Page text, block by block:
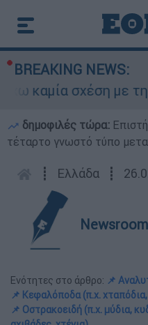
BREAKING NEWS:
σχέση με την
δημοφιλές τώρα:
τέταρτο γνωστό τύπο
┋ Ελλάδα ┋
Newsroom
Ενότητες στο άρθρο: 📌
📌 Κεφαλόποδα (π.χ.
📌 Οστρακοειδή (π.χ. μύδια,